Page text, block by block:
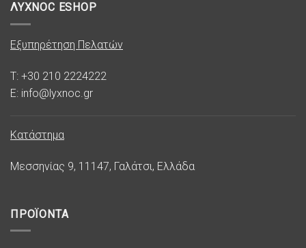
ΛΥΧΝΟC ESHOP
Εξυπηρέτηση Πελατών
T: +30 210 2224222
E: info@lyxnoc.gr
Κατάστημα
Μεσσηνίας 9, 11147, Γαλάτσι, Ελλάδα
ΠΡΟΪΟΝΤΑ